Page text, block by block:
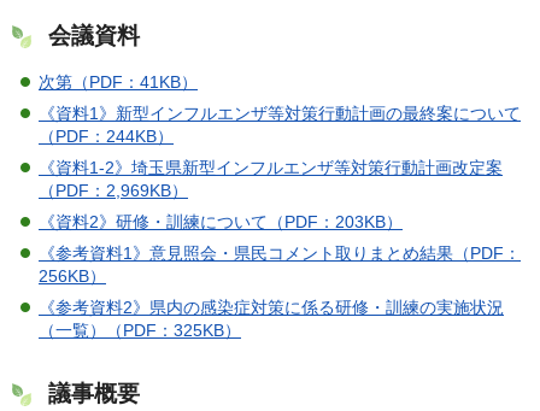
会議資料
次第（PDF：41KB）
《資料1》新型インフルエンザ等対策行動計画の最終案について
（PDF：244KB）
《資料1-2》埼玉県新型インフルエンザ等対策行動計画改定案
（PDF：2,969KB）
《資料2》研修・訓練について（PDF：203KB）
《参考資料1》意見照会・県民コメント取りまとめ結果（PDF：
256KB）
《参考資料2》県内の感染症対策に係る研修・訓練の実施状況
（一覧）（PDF：325KB）
議事概要